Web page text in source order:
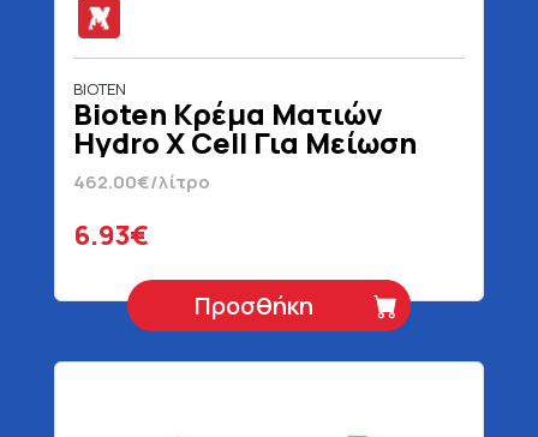
BIOTEN
Bioten Κρέμα Ματιών
Hydro X Cell Για Μείωση
Μαύρων Κύκλων 15 ml
462.00€/λίτρο
6.93€
Προσθήκη